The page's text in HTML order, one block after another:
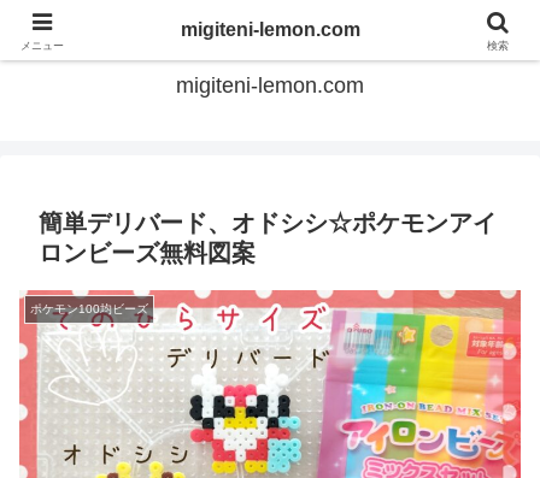
てのひらアイロンビーズ
migiteni-lemon.com
簡単デリバード、オドシシ☆ポケモンアイ
ロンビーズ無料図案
ポケモン100均ビーズ
メニュー
migiteni-lemon.com
検索